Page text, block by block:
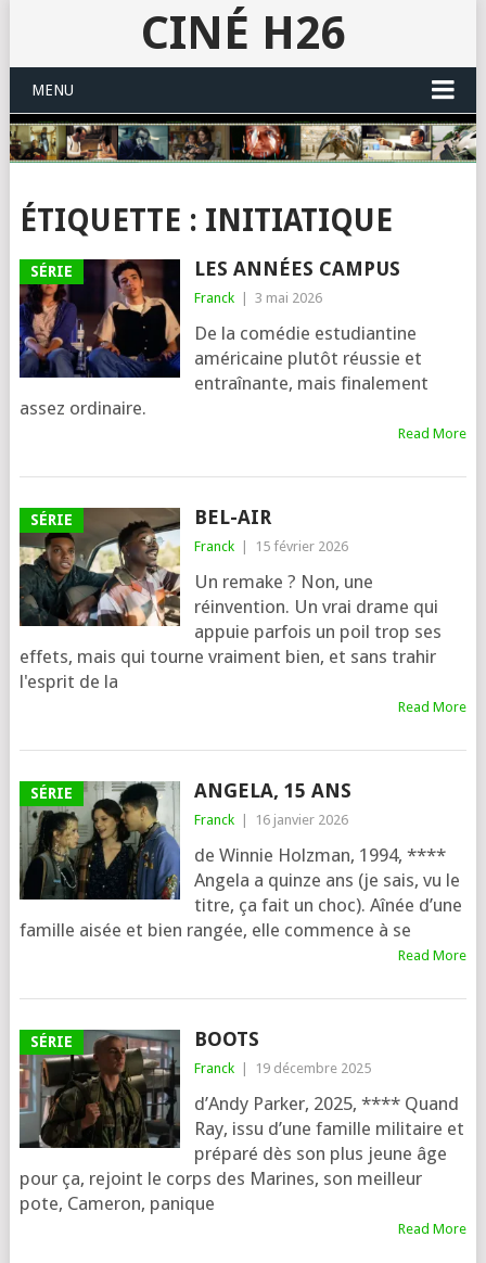
CINÉ H26
MENU
ÉTIQUETTE : INITIATIQUE
SÉRIE LES ANNÉES CAMPUS
Franck 3 mai 2026
De la comédie estudiantine
américaine plutôt réussie et
entraînante, mais finalement
assez ordinaire.
Read More
SÉRIE BEL-AIR
Franck 15 février 2026
Un remake ? Non, une
réinvention. Un vrai drame qui
appuie parfois un poil trop ses
effets, mais qui tourne vraiment bien, et sans trahir
l'esprit de la
Read More
SÉRIE ANGELA, 15 ANS
Franck 16 janvier 2026
de Winnie Holzman, 1994, ****
Angela a quinze ans (je sais, vu le
titre, ça fait un choc). Aînée d’une
famille aisée et bien ran­gée, elle com­mence à se
Read More
SÉRIE BOOTS
Franck 19 décembre 2025
d’Andy Parker, 2025, **** Quand
Ray, issu d’une famille mili­taire et
pré­pa­ré dès son plus jeune âge
pour ça, rejoint le corps des Marines, son meilleur
pote, Cameron, panique
Read More